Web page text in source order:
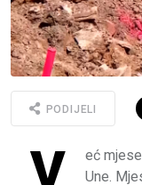
PODIJELI
V
eć
Une.